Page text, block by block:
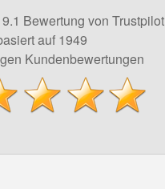
Bewertung von Trustpilot
auf 1949
Kundenbewertungen